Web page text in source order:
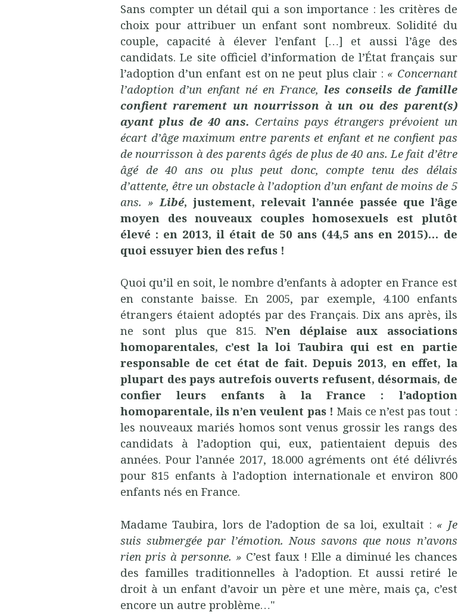
Sans compter un détail qui a son importance : les critères de
choix pour attribuer un enfant sont nombreux. Solidité du
couple, capacité à élever l’enfant […] et aussi l’âge des
candidats. Le site officiel d’information de l’État français sur
l’adoption d’un enfant est on ne peut plus clair : « Concernant
l’adoption d’un enfant né en France, les conseils de famille
confient rarement un nourrisson à un ou des parent(s)
ayant plus de 40 ans. Certains pays étrangers prévoient un
écart d’âge maximum entre parents et enfant et ne confient pas
de nourrisson à des parents âgés de plus de 40 ans. Le fait d’être
âgé de 40 ans ou plus peut donc, compte tenu des délais
d’attente, être un obstacle à l’adoption d’un enfant de moins de 5
ans. » Libé, justement, relevait l’année passée que l’âge
moyen des nouveaux couples homosexuels est plutôt
élevé : en 2013, il était de 50 ans (44,5 ans en 2015)… de
quoi essuyer bien des refus !
Quoi qu’il en soit, le nombre d’enfants à adopter en France est
en constante baisse. En 2005, par exemple, 4.100 enfants
étrangers étaient adoptés par des Français. Dix ans après, ils
ne sont plus que 815. N’en déplaise aux associations
homoparentales, c’est la loi Taubira qui est en partie
responsable de cet état de fait.Depuis 2013, en effet, la
plupart des pays autrefois ouverts refusent, désormais, de
confier leurs enfants à la France : l’adoption
homoparentale, ils n’en veulent pas ! Mais ce n’est pas tout :
les nouveaux mariés homos sont venus grossir les rangs des
candidats à l’adoption qui, eux, patientaient depuis des
années. Pour l’année 2017, 18.000 agréments ont été délivrés
pour 815 enfants à l’adoption internationale et environ 800
enfants nés en France.
Madame Taubira, lors de l’adoption de sa loi, exultait : « Je
suis submergée par l’émotion. Nous savons que nous n’avons
rien pris à personne. » C’est faux ! Elle a diminué les chances
des familles traditionnelles à l’adoption. Et aussi retiré le
droit à un enfant d’avoir un père et une mère, mais ça, c’est
encore un autre problème…"